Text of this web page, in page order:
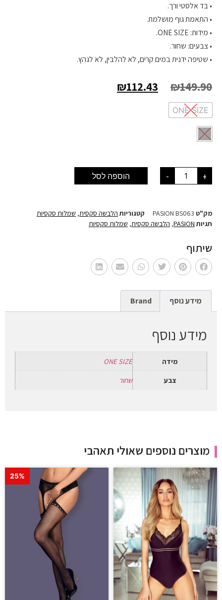
• בד אלסטי ורך.
• התאמת גוף מושלמת.
• מידות: ONE SIZE.
• צבעים: שחור.
• שטיפה ידנית במים קרים, לא להלבין, לא לגהץ.
₪149.90
₪112.43
ONE SIZE
- + הוספה לסל
מק"ט PASION BS063 קטגוריות הלבשה סקסית, שמלות סקסיות
תגיות PASION
, הלבשה סקסית, שמלות סקסיות
שיתוף
מידע נוסף Brand
מידע נוסף
מידה
ONE SIZE
צבע
שחור
מוצרים נוספים שאולי תאהבי
25%